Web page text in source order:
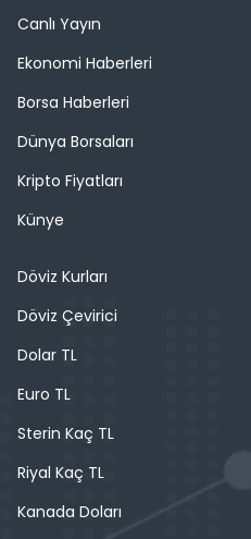
Canlı Yayın
Ekonomi Haberleri
Borsa Haberleri
Dünya Borsaları
Kripto Fiyatları
Künye
Döviz Kurları
Döviz Çevirici
Dolar TL
Euro TL
Sterin Kaç TL
Riyal Kaç TL
Kanada Doları